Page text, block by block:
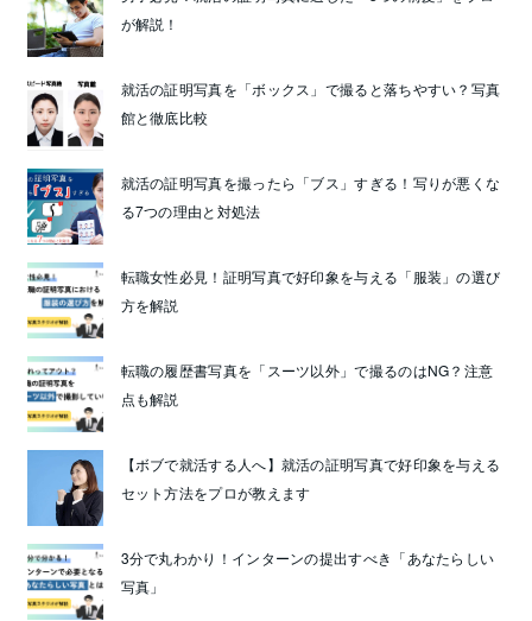
が解説！
就活の証明写真を「ボックス」で撮ると落ちやすい？写真
館と徹底比較
就活の証明写真を撮ったら「ブス」すぎる！写りが悪くな
る7つの理由と対処法
転職女性必見！証明写真で好印象を与える「服装」の選び
方を解説
転職の履歴書写真を「スーツ以外」で撮るのはNG？注意
点も解説
【ボブで就活する人へ】就活の証明写真で好印象を与える
セット方法をプロが教えます
3分で丸わかり！インターンの提出すべき「あなたらしい
写真」